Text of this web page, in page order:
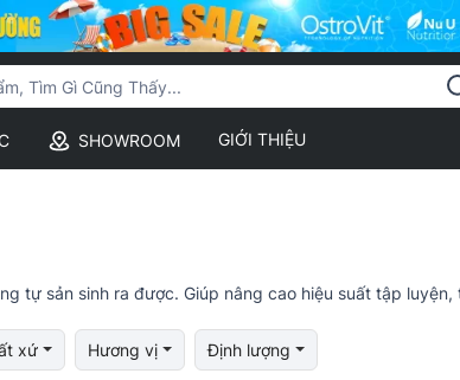
SHOWROOM GIỚI THIỆU
tự sản sinh ra được. Giúp nâng cao hiệu suất tập
xứ Hương vị Định lượng